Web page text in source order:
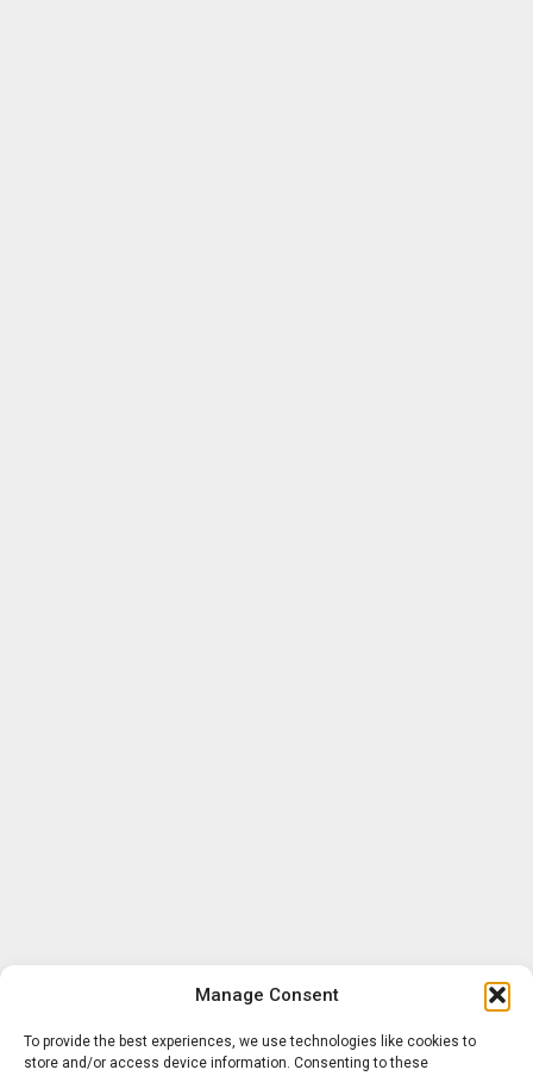
Manage Consent
To provide the best experiences, we use technologies like cookies to
store and/or access device information. Consenting to these